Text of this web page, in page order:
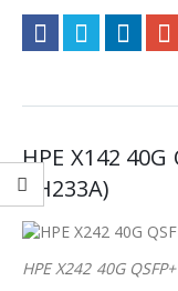
HPE X142 40G
(JH233A)
HPE X242 40G